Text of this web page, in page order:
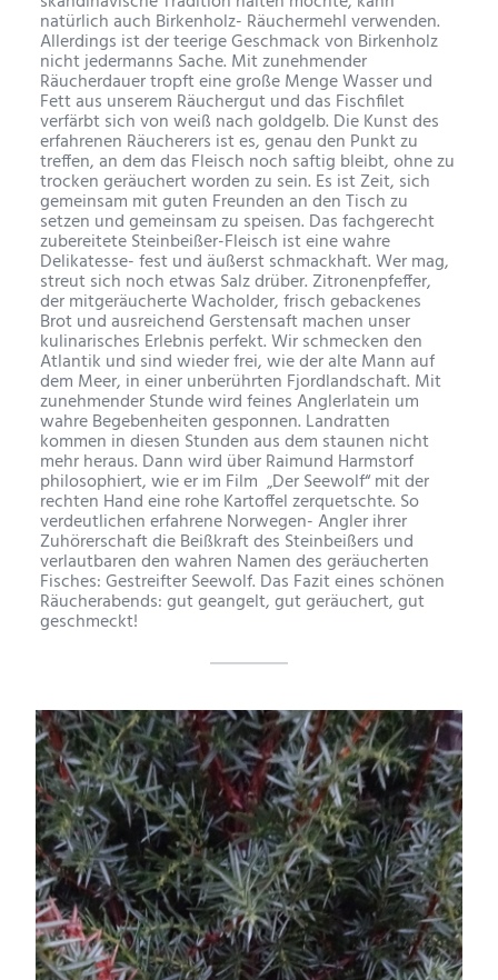
natürlich auch Birkenholz- Räuchermehl verwenden.
Allerdings ist der teerige Geschmack von Birkenholz
nicht jedermanns Sache. Mit zunehmender
Räucherdauer tropft eine große Menge Wasser und
Fett aus unserem Räuchergut und das Fischfilet
verfärbt sich von weiß nach goldgelb. Die Kunst des
erfahrenen Räucherers ist es, genau den Punkt zu
treffen, an dem das Fleisch noch saftig bleibt, ohne zu
trocken geräuchert worden zu sein. Es ist Zeit, sich
gemeinsam mit guten Freunden an den Tisch zu
setzen und gemeinsam zu speisen. Das fachgerecht
zubereitete Steinbeißer-Fleisch ist eine wahre
Delikatesse- fest und äußerst schmackhaft. Wer mag,
streut sich noch etwas Salz drüber. Zitronenpfeffer,
der mitgeräucherte Wacholder, frisch gebackenes
Brot und ausreichend Gerstensaft machen unser
kulinarisches Erlebnis perfekt. Wir schmecken den
Atlantik und sind wieder frei, wie der alte Mann auf
dem Meer, in einer unberührten Fjordlandschaft. Mit
zunehmender Stunde wird feines Anglerlatein um
wahre Begebenheiten gesponnen. Landratten
kommen in diesen Stunden aus dem staunen nicht
mehr heraus. Dann wird über Raimund Harmstorf
philosophiert, wie er im Film „Der Seewolf“ mit der
rechten Hand eine rohe Kartoffel zerquetschte. So
verdeutlichen erfahrene Norwegen- Angler ihrer
Zuhörerschaft die Beißkraft des Steinbeißers und
verlautbaren den wahren Namen des geräucherten
Fisches: Gestreifter Seewolf. Das Fazit eines schönen
Räucherabends: gut geangelt, gut geräuchert, gut
geschmeckt!